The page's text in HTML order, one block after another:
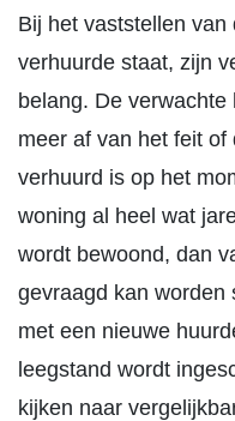
Bij het vaststellen
verhuurde staat, zijn
belang. De
meer af van het feit
verhuurd is op het
woning al heel wat
wordt bewoond, dan
gevraagd kan worden
met een nieuwe
leegstand wordt
kijken naar